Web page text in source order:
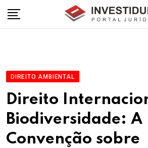
DIREITO AMBIENTAL
Direito
Biodiversidade: A
Convenção sobre